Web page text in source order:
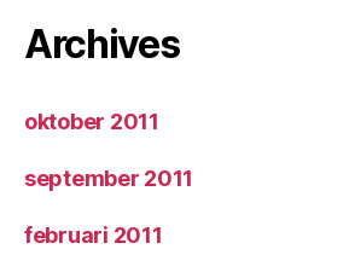
Archives
oktober 2011
september 2011
februari 2011